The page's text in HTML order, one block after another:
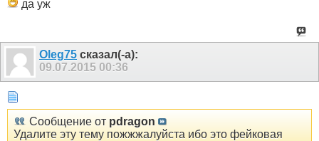
да уж
Оlеg75 сказал(-а):
09.07.2015 00:36
Сообщение от pdragon
Удалите эту тему пожжжалуйста ибо это фейковая